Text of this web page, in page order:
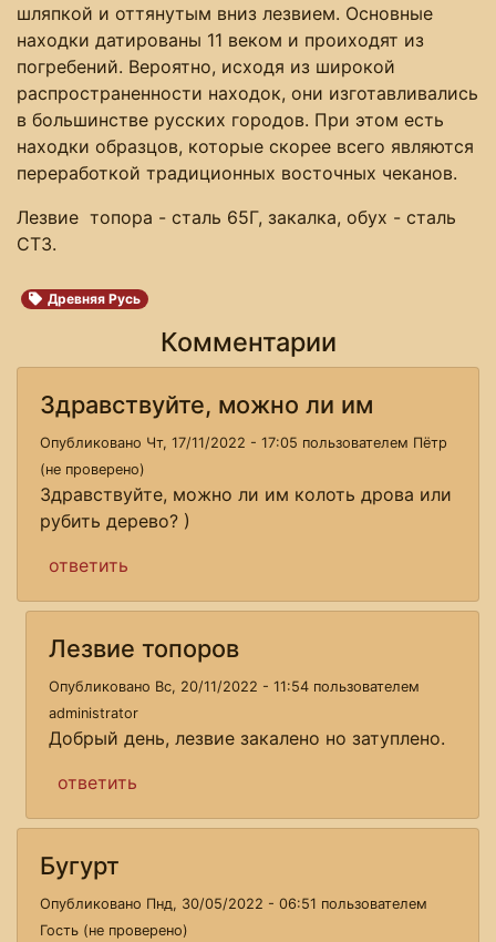
шляпкой и оттянутым вниз лезвием. Основные
находки датированы 11 веком и проиходят из
погребений. Вероятно, исходя из широкой
распространенности находок, они изготавливались
в большинстве русских городов. При этом есть
находки образцов, которые скорее всего являются
переработкой традиционных восточных чеканов.
Лезвие топора - сталь 65Г, закалка, обух - сталь
СТ3.
Древняя Русь
Комментарии
Здравствуйте, можно ли им
Опубликовано Чт, 17/11/2022 - 17:05 пользователем Пëтр
(не проверено)
Здравствуйте, можно ли им колоть дрова или
рубить дерево? )
ответить
Лезвие топоров
Опубликовано Вс, 20/11/2022 - 11:54 пользователем
administrator
Добрый день, лезвие закалено но затуплено.
ответить
Бугурт
Опубликовано Пнд, 30/05/2022 - 06:51 пользователем
Гость (не проверено)